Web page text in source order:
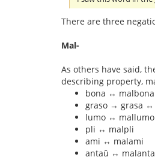
There are three
Mal-
As others have said,
describing property,
bona ↔ malbona
graso → grasa ↔
lumo ↔ mallumo
pli ↔ malpli
ami ↔ malami
antaŭ ↔